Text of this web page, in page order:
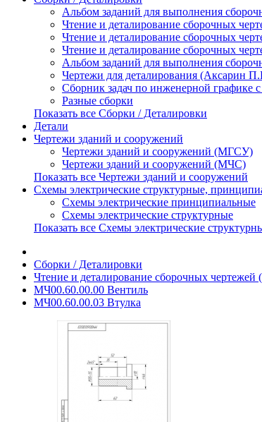
Альбом заданий для выполнения
Чтение и деталирование сборочных
Чтение и деталирование сборочных
Чтение и деталирование сборочных
Альбом заданий для выполнения
Чертежи для деталирования (Аксарин
Сборник задач по инженерной графике
Разные сборки
Показать все Сборки / Деталировки
Детали
Чертежи зданий и сооружений
Чертежи зданий и сооружений (МГСУ)
Чертежи зданий и сооружений (МЧС)
Показать все Чертежи зданий и сооружений
Схемы электрические структурные,
Схемы электрические принципиальные
Схемы электрические структурные
Показать все Схемы электрические
Сборки / Деталировки
Чтение и деталирование сборочных
МЧ00.60.00.00 Вентиль
МЧ00.60.00.03 Втулка